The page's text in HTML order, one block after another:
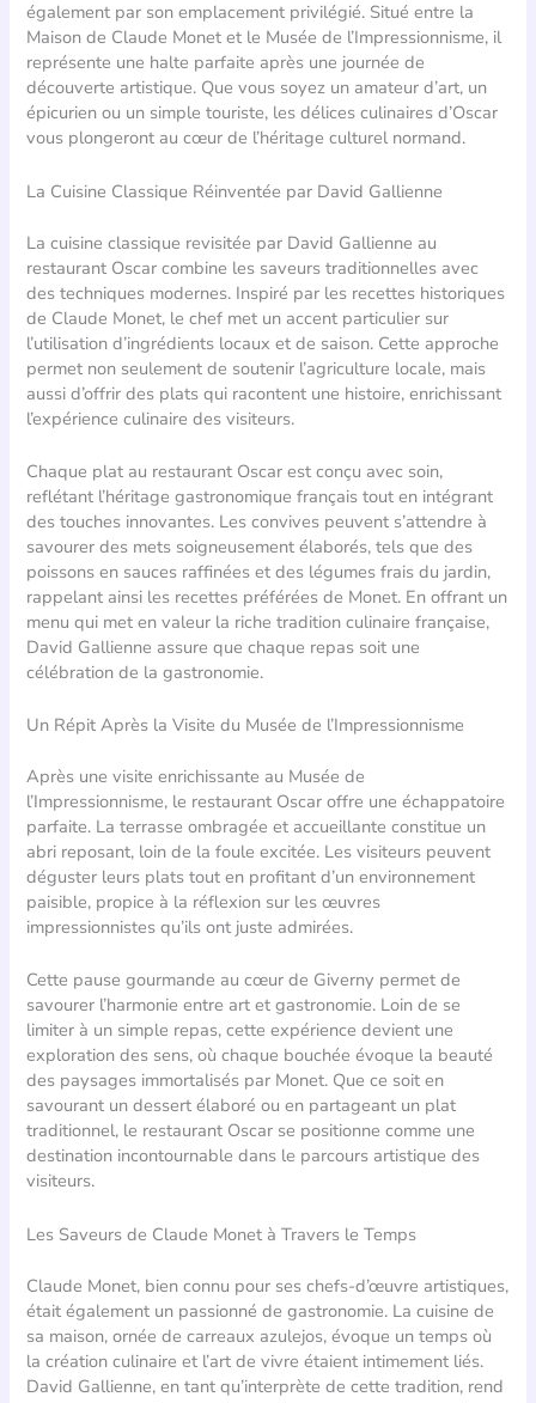
également par son emplacement privilégié. Situé entre la
Maison de Claude Monet et le Musée de l’Impressionnisme, il
représente une halte parfaite après une journée de
découverte artistique. Que vous soyez un amateur d’art, un
épicurien ou un simple touriste, les délices culinaires d’Oscar
vous plongeront au cœur de l’héritage culturel normand.
La Cuisine Classique Réinventée par David Gallienne
La cuisine classique revisitée par David Gallienne au
restaurant Oscar combine les saveurs traditionnelles avec
des techniques modernes. Inspiré par les recettes historiques
de Claude Monet, le chef met un accent particulier sur
l’utilisation d’ingrédients locaux et de saison. Cette approche
permet non seulement de soutenir l’agriculture locale, mais
aussi d’offrir des plats qui racontent une histoire, enrichissant
l’expérience culinaire des visiteurs.
Chaque plat au restaurant Oscar est conçu avec soin,
reflétant l’héritage gastronomique français tout en intégrant
des touches innovantes. Les convives peuvent s’attendre à
savourer des mets soigneusement élaborés, tels que des
poissons en sauces raffinées et des légumes frais du jardin,
rappelant ainsi les recettes préférées de Monet. En offrant un
menu qui met en valeur la riche tradition culinaire française,
David Gallienne assure que chaque repas soit une
célébration de la gastronomie.
Un Répit Après la Visite du Musée de l’Impressionnisme
Après une visite enrichissante au Musée de
l’Impressionnisme, le restaurant Oscar offre une échappatoire
parfaite. La terrasse ombragée et accueillante constitue un
abri reposant, loin de la foule excitée. Les visiteurs peuvent
déguster leurs plats tout en profitant d’un environnement
paisible, propice à la réflexion sur les œuvres
impressionnistes qu’ils ont juste admirées.
Cette pause gourmande au cœur de Giverny permet de
savourer l’harmonie entre art et gastronomie. Loin de se
limiter à un simple repas, cette expérience devient une
exploration des sens, où chaque bouchée évoque la beauté
des paysages immortalisés par Monet. Que ce soit en
savourant un dessert élaboré ou en partageant un plat
traditionnel, le restaurant Oscar se positionne comme une
destination incontournable dans le parcours artistique des
visiteurs.
Les Saveurs de Claude Monet à Travers le Temps
Claude Monet, bien connu pour ses chefs-d’œuvre artistiques,
était également un passionné de gastronomie. La cuisine de
sa maison, ornée de carreaux azulejos, évoque un temps où
la création culinaire et l’art de vivre étaient intimement liés.
David Gallienne, en tant qu’interprète de cette tradition, rend